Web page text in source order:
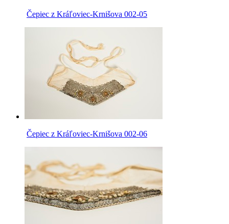
Čepiec z Kráľoviec-Krnišova 002-05
Čepiec z Kráľoviec-Krnišova 002-06